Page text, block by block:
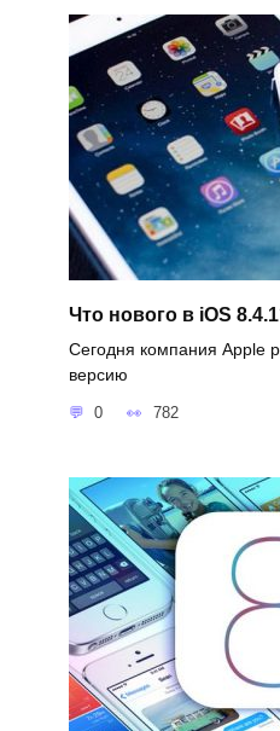
Что нового в iOS
Сегодня компания Apple
версию
0 782